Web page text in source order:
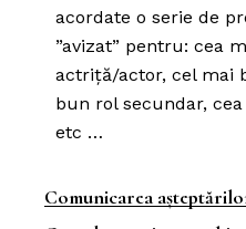
acordate o serie de
”avizat” pentru: cea
actriță/actor, cel mai
bun rol secundar,
etc …
Comunicarea